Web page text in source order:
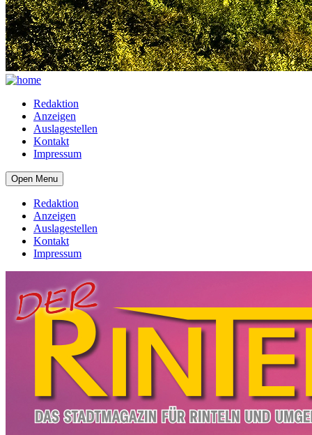
Redaktion
Anzeigen
Auslagestellen
Kontakt
Impressum
Open Menu
Redaktion
Anzeigen
Auslagestellen
Kontakt
Impressum